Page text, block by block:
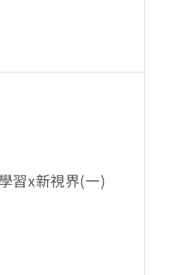
習x新視界(一)